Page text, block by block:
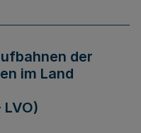
der
im Land